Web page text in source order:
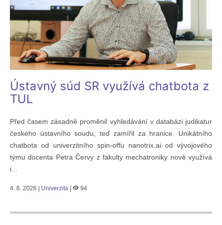
Ústavný súd SR využívá chatbota z
TUL
Před časem zásadně proměnil vyhledávání v databázi judikatur
českého ústavního soudu, teď zamířil za hranice. Unikátního
chatbota od univerzitního spin-offu nanotrix.ai od vývojového
týmu docenta Petra Červy z fakulty mechatroniky nově využívá
i...
4. 8. 2026 | Univerzita 94